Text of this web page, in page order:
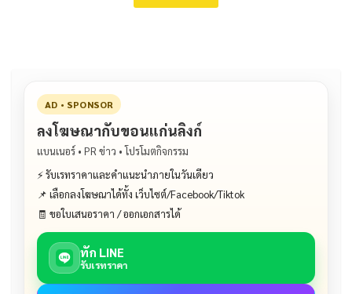
AD • SPONSOR
ลงโฆษณากับขอนแก่นลิงก์
แบนเนอร์ • PR ข่าว • โปรโมตกิจกรรม
⚡ รับเรทราคาและคำแนะนำภายในวันเดียว
📌 เลือกลงโฆษณาได้ทั้ง เว็บไซต์/Facebook/Tiktok
🧾 ขอใบเสนอราคา / ออกเอกสารได้
ทัก LINE
รับเรทราคา